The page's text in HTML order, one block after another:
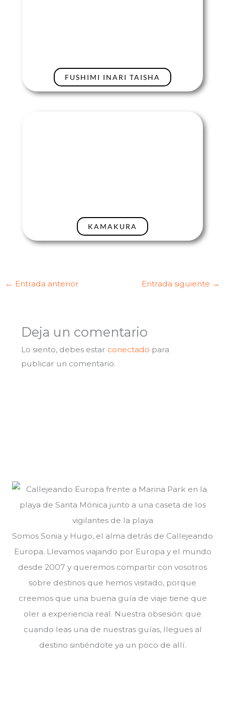
FUSHIMI INARI TAISHA
KAMAKURA
← Entrada anterior Entrada siguiente →
Deja un comentario
Lo siento, debes estar conectado para
publicar un comentario.
Somos Sonia y Hugo, el alma detrás de Callejeando
Europa. Llevamos viajando por Europa y el mundo
desde 2007 y queremos compartir con vosotros
sobre destinos que hemos visitado, porque
creemos que una buena guía de viaje tiene que
oler a experiencia real. Nuestra obsesión: que
cuando leas una de nuestras guías, llegues al
destino sintiéndote ya un poco de allí.